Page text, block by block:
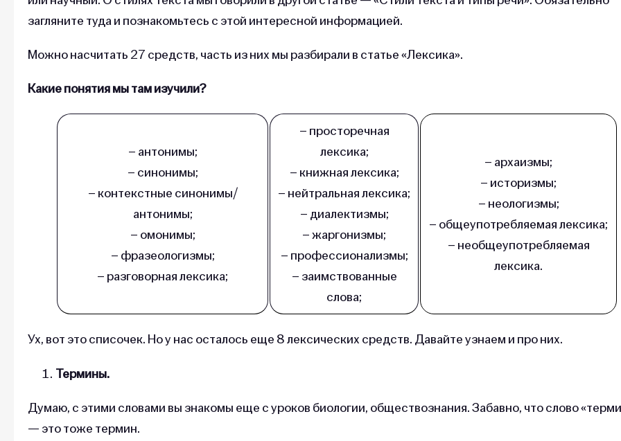
загляните туда и познакомьтесь с этой интересной информацией.
Можно насчитать 27 средств, часть из них мы разбирали в статье «Лексика».
Какие понятия мы там изучили?
– антонимы;
– синонимы;
– контекстные синонимы/
антонимы;
– омонимы;
– фразеологизмы;
– разговорная лексика;
– просторечная
лексика;
– книжная лексика;
– нейтральная лексика;
– диалектизмы;
– жаргонизмы;
– профессионализмы;
– заимствованные
слова;
– архаизмы;
– историзмы;
– неологизмы;
– общеупотребляемая лексика;
– необщеупотребляемая
лексика.
Ух, вот это списочек. Но у нас осталось еще 8 лексических средств. Давайте узнаем и про них.
Термины.
Думаю, с этими словами вы знакомы еще с уроков биологии, обществознания. Забавно, что слово
— это тоже термин.